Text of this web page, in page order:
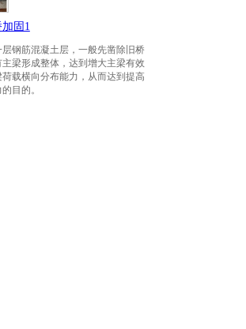
固1
钢筋混凝土层，一般先凿除旧桥
梁形成整体，达到增大主梁有效
载横向分布能力，从而达到提高
目的。